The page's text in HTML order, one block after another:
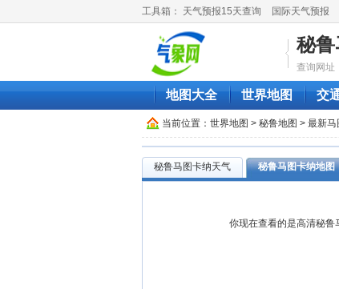
工具箱： 天气预报15天查询 国际天气预报
秘鲁
查询网址
地图大全 世界地图 交
当前位置： 世界地图 > 秘鲁地图 > 最新马
秘鲁马图卡纳天气 秘鲁马图卡纳地图
你现在查看的是高清秘鲁